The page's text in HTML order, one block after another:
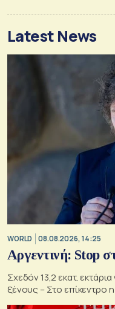
Latest News
WORLD 08.08.2026, 14:25
Αργεντινή: Stop
Σχεδόν 13,2 εκατ.
ξένους – Στο επίκεντρο